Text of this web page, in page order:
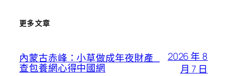
更多文章
內蒙古赤峰：小草做成年夜財產_
查包養網心得中國網
2026 年 8
月 7 日